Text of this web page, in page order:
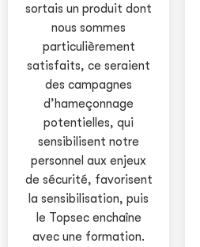
sortais un produit dont
nous sommes
particulièrement
satisfaits, ce seraient
des campagnes
d’hameçonnage
potentielles, qui
sensibilisent notre
personnel aux enjeux
de sécurité, favorisent
la sensibilisation, puis
le Topsec enchaîne
avec une formation.